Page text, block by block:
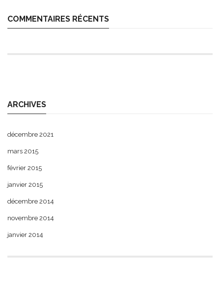
COMMENTAIRES RÉCENTS
ARCHIVES
décembre 2021
mars 2015
février 2015
janvier 2015
décembre 2014
novembre 2014
janvier 2014